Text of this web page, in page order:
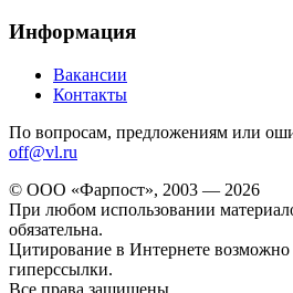
Информация
Вакансии
Контакты
По вопросам, предложениям или
off@vl.ru
© ООО «Фарпост», 2003 — 2026
При любом использовании
обязательна.
Цитирование в Интернете возможно
гиперссылки.
Все права защищены.